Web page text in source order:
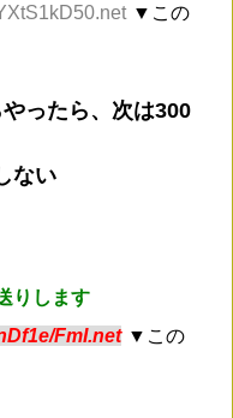
▼この
ったら、次は300
ない
りします
FmI.net ▼この